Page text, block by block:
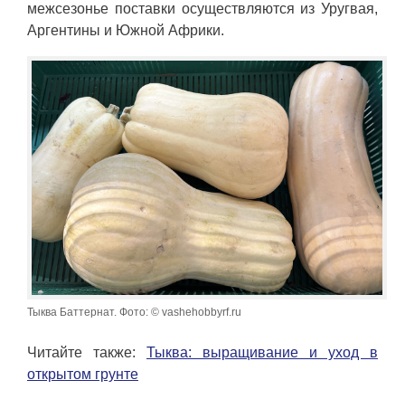
межсезонье поставки осуществляются из Уругвая,
Аргентины и Южной Африки.
Тыква Баттернат. Фото: © vashehobbyrf.ru
Читайте также: Тыква: выращивание и уход в
открытом грунте